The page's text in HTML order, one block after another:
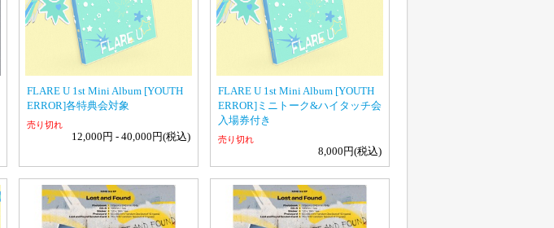
FLARE U 1st Mini Album [YOUTH
ERROR]各特典会対象
売り切れ
12,000円 - 40,000円(税込)
FLARE U 1st Mini Album [YOUTH
ERROR]ミニトーク&ハイタッチ会
入場券付き
売り切れ
8,000円(税込)